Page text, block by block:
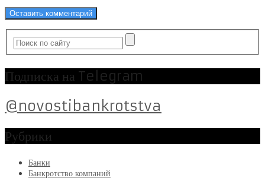
Подписка на Telegram
@novostibankrotstva
Рубрики
Банки
Банкротство компаний